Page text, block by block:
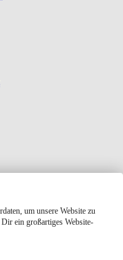
um unsere Website zu
ein großartiges Website-